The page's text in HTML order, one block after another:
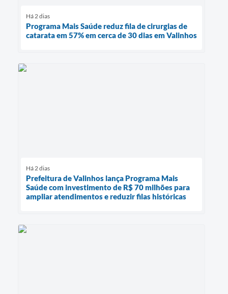
Há 2 dias
Programa Mais Saúde reduz fila de cirurgias de
catarata em 57% em cerca de 30 dias em Valinhos
Há 2 dias
Prefeitura de Valinhos lança Programa Mais
Saúde com investimento de R$ 70 milhões para
ampliar atendimentos e reduzir filas históricas